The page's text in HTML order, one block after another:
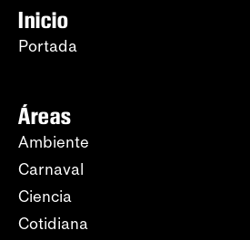
Inicio
Portada
Áreas
Ambiente
Carnaval
Ciencia
Cotidiana